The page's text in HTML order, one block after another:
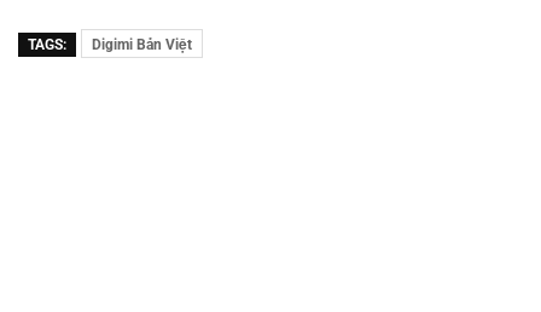
TAGS: Digimi Bản Việt